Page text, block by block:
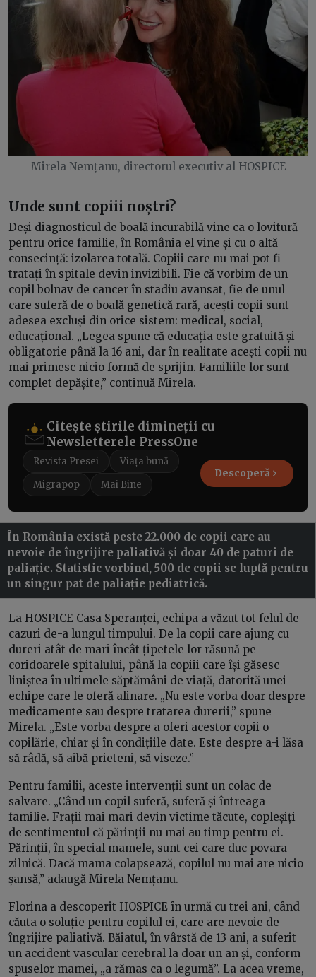
Mirela Nemțanu, directorul executiv al HOSPICE
Unde sunt copiii noștri?
Deși diagnosticul de boală incurabilă vine ca o lovitură
pentru orice familie, în România el vine și cu o altă
consecință: izolarea totală. Copiii care nu mai pot fi
tratați în spitale devin invizibili. Fie că vorbim de un
copil bolnav de cancer în stadiu avansat, fie de unul
care suferă de o boală genetică rară, acești copii sunt
adesea excluși din orice sistem: medical, social,
educațional. „Legea spune că educația este gratuită și
obligatorie până la 16 ani, dar în realitate acești copii nu
mai primesc nicio formă de sprijin. Familiile lor sunt
complet depășite,” continuă Mirela.
Citește știrile dimineții cu
Newsletterele PressOne
Revista Presei
Viața bună
Migrapop
Mai Bine
Descoperă
În România există peste 22.000 de copii care au
nevoie de îngrijire paliativă și doar 40 de paturi de
paliație. Statistic vorbind, 500 de copii se luptă pentru
un singur pat de paliație pediatrică.
La HOSPICE Casa Speranței, echipa a văzut tot felul de
cazuri de-a lungul timpului. De la copii care ajung cu
dureri atât de mari încât țipetele lor răsună pe
coridoarele spitalului, până la copiii care își găsesc
liniștea în ultimele săptămâni de viață, datorită unei
echipe care le oferă alinare. „Nu este vorba doar despre
medicamente sau despre tratarea durerii,” spune
Mirela. „Este vorba despre a oferi acestor copii o
copilărie, chiar și în condițiile date. Este despre a-i lăsa
să râdă, să aibă prieteni, să viseze.”
Pentru familii, aceste intervenții sunt un colac de
salvare. „Când un copil suferă, suferă și întreaga
familie. Frații mai mari devin victime tăcute, copleșiți
de sentimentul că părinții nu mai au timp pentru ei.
Părinții, în special mamele, sunt cei care duc povara
zilnică. Dacă mama colapsează, copilul nu mai are nicio
șansă,” adaugă Mirela Nemțanu.
Florina a descoperit HOSPICE în urmă cu trei ani, când
căuta o soluție pentru copilul ei, care are nevoie de
îngrijire paliativă. Băiatul, în vârstă de 13 ani, a suferit
un accident vascular cerebral la doar un an și, conform
spuselor mamei, „a rămas ca o legumă”. La acea vreme,